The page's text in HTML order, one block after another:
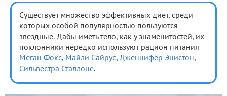
Существует множество эффективных диет, среди
которых особой популярностью пользуются
звездные. Дабы иметь тело, как у знаменитостей, их
поклонники нередко используют рацион питания
Меган Фокс, Майли Сайрус, Дженнифер Энистон,
Сильвестра Сталлоне.